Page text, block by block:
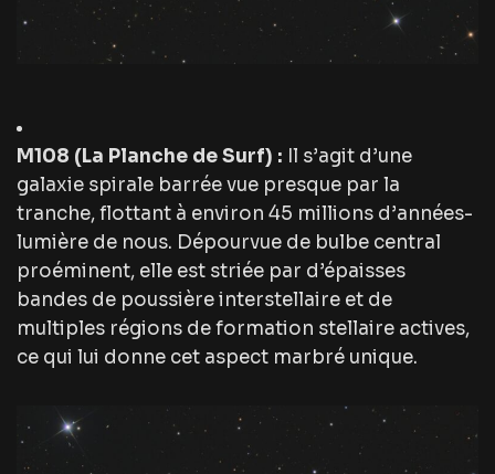
M108 (La Planche de Surf) : Il s’agit d’une
galaxie spirale barrée vue presque par la
tranche, flottant à environ 45 millions d’années-
lumière de nous. Dépourvue de bulbe central
proéminent, elle est striée par d’épaisses
bandes de poussière interstellaire et de
multiples régions de formation stellaire actives,
ce qui lui donne cet aspect marbré unique.